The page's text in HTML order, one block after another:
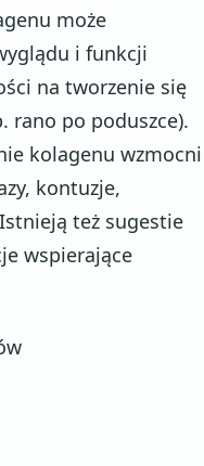
może
i funkcji
na tworzenie się
rano po poduszce).
kolagenu wzmocni
kontuzje,
też sugestie
wspierające